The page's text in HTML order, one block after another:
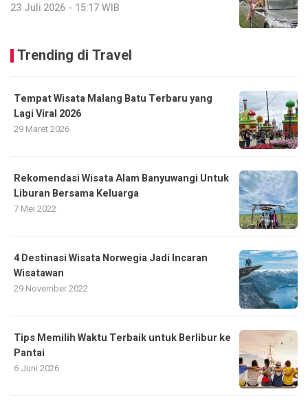
23 Juli 2026 - 15:17 WIB
Trending di Travel
Tempat Wisata Malang Batu Terbaru yang
Lagi Viral 2026
29 Maret 2026
Rekomendasi Wisata Alam Banyuwangi Untuk
Liburan Bersama Keluarga
7 Mei 2022
4 Destinasi Wisata Norwegia Jadi Incaran
Wisatawan
29 November 2022
Tips Memilih Waktu Terbaik untuk Berlibur ke
Pantai
6 Juni 2026